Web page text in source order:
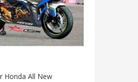
Honda All New